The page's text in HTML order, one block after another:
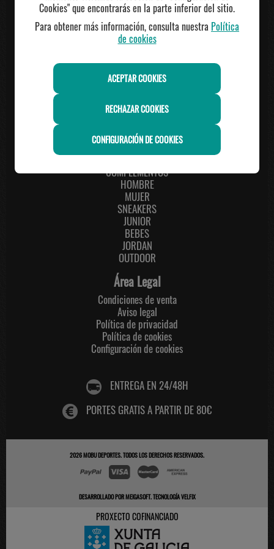
(+34) 986506337,635353650
Tiendas
Secciones
COMPLEMENTOS
HOMBRE
MUJER
SNEAKERS
JUNIOR
BEBES
JORDAN
OUTDOOR
Área Legal
Condiciones de venta
Aviso legal
Política de privacidad
Política de cookies
Configuración de cookies
ENTREGA EN 24/48H
PORTES GRATIS A PARTIR DE 80€
2026MOBU DEPORTES. TODOS LOS DERECHOS RESERVADOS.
DESARROLLADO PORMEIGASOFT.TECNOLOGÍA VELFIX
PROXECTO COFINANCIADO
Cookies" que encontrarás en la parte inferior del sitio.
Para obtener más información, consulta nuestra Política
de cookies
ACEPTAR COOKIES
RECHAZAR COOKIES
CONFIGURACIÓN DE COOKIES